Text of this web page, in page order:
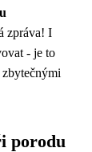
zpráva! I
- je to
porodu